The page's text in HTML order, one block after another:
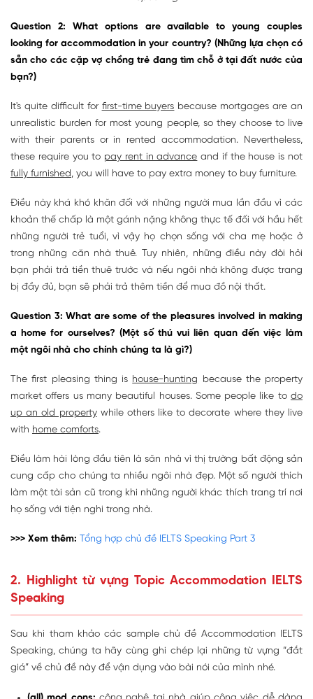
Question 2: What options are available to young couples
looking for accommodation in your country? (Những lựa chọn có
sẵn cho các cặp vợ chồng trẻ đang tìm chỗ ở tại đất nước của
bạn?)
It's quite difficult for first-time buyers because mortgages are an
unrealistic burden for most young people, so they choose to live
with their parents or in rented accommodation. Nevertheless,
these require you to pay rent in advance and if the house is not
fully furnished, you will have to pay extra money to buy furniture.
Điều này khá khó khăn đối với những người mua lần đầu vì các
khoản thế chấp là một gánh nặng không thực tế đối với hầu hết
những người trẻ tuổi, vì vậy họ chọn sống với cha mẹ hoặc ở
trong những căn nhà thuê. Tuy nhiên, những điều này đòi hỏi
bạn phải trả tiền thuê trước và nếu ngôi nhà không được trang
bị đầy đủ, bạn sẽ phải trả thêm tiền để mua đồ nội thất.
Question 3: What are some of the pleasures involved in making
a home for ourselves? (Một số thú vui liên quan đến việc làm
một ngôi nhà cho chính chúng ta là gì?)
The first pleasing thing is house-hunting because the property
market offers us many beautiful houses. Some people like to do
up an old propertywhile others like to decorate where they live
with home comforts.
Điều làm hài lòng đầu tiên là săn nhà vì thị trường bất động sản
cung cấp cho chúng ta nhiều ngôi nhà đẹp. Một số người thích
làm một tài sản cũ trong khi những người khác thích trang trí nơi
họ sống với tiện nghi trong nhà.
>>> Xem thêm: Tổng hợp chủ đề IELTS Speaking Part 3
2. Highlight từ vựng Topic Accommodation IELTS
Speaking
Sau khi tham khảo các sample chủ đề Accommodation IELTS
Speaking, chúng ta hãy cùng ghi chép lại những từ vựng “đắt
giá” về chủ đề này để vận dụng vào bài nói của mình nhé.